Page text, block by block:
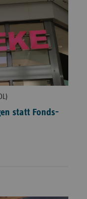
statt Fonds-